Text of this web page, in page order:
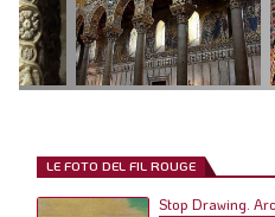
LE FOTO DEL FIL ROUGE
Stop Drawing.